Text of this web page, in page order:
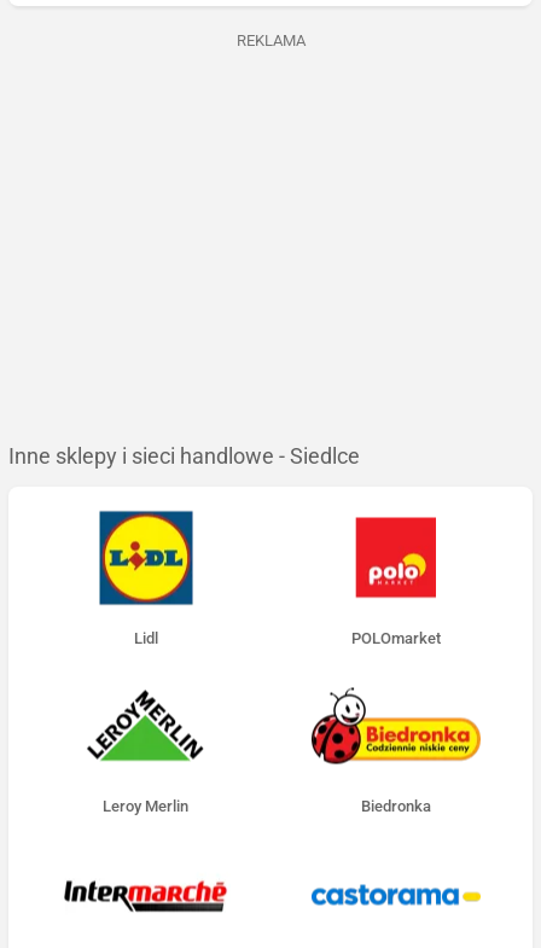
REKLAMA
Inne sklepy i sieci handlowe - Siedlce
Lidl POLOmarket
Leroy Merlin Biedronka